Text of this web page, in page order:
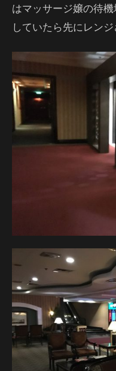
はマッサージ嬢の待
していたら先にレンジ